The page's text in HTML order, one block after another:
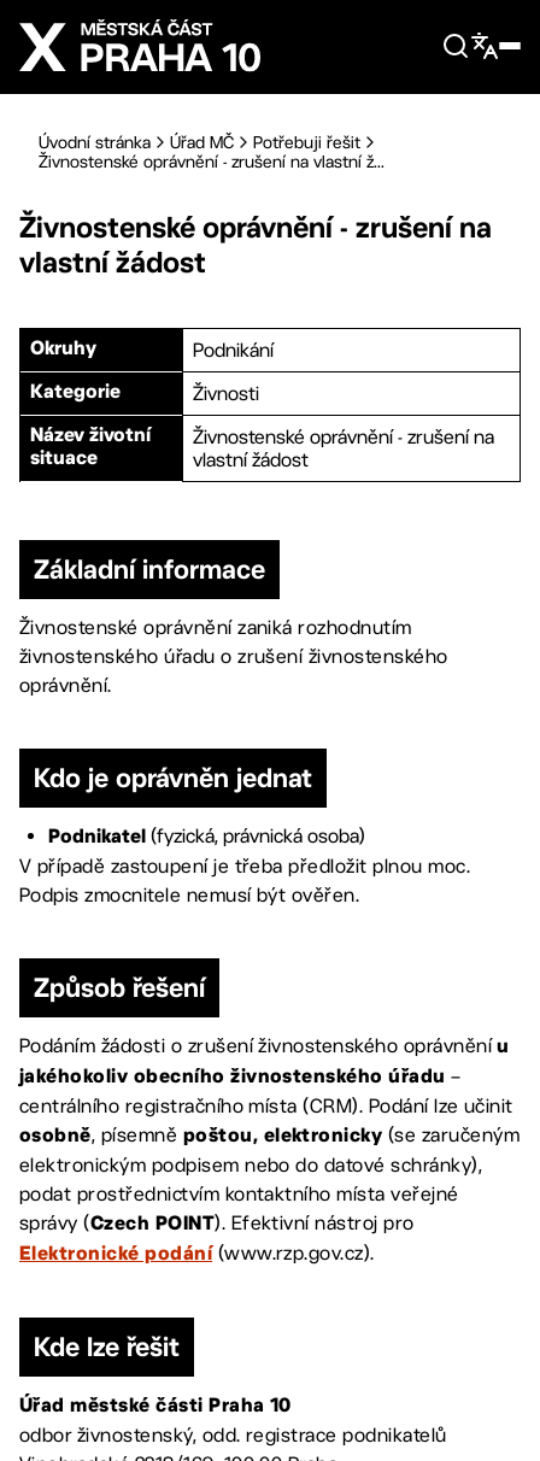
Přejít na hlavní obsah
Úvodní stránka Úřad MČ
Potřebuji řešit
Živnostenské oprávnění - zrušení na vlastní ž...
Živnostenské oprávnění - zrušení na
vlastní žádost
Okruhy Podnikání
Kategorie Živnosti
Název životní
situace
Živnostenské oprávnění - zrušení na
vlastní žádost
Základní informace
Živnostenské oprávnění zaniká rozhodnutím
živnostenského úřadu o zrušení živnostenského
oprávnění.
Kdo je oprávněn jednat
Podnikatel (fyzická, právnická osoba)
V případě zastoupení je třeba předložit plnou moc.
Podpis zmocnitele nemusí být ověřen.
Způsob řešení
Podáním žádosti o zrušení živnostenského oprávněníu
jakéhokoliv obecního živnostenského úřadu –
centrálního registračního místa (CRM). Podání lze učinit
osobně, písemně poštou, elektronicky (se zaručeným
elektronickým podpisem nebo do datové schránky),
podat prostřednictvím kontaktního místa veřejné
správy (Czech POINT). Efektivní nástroj pro
Elektronické podání(www.rzp.gov.cz).
Kde lze řešit
Úřad městské části Praha 10
odbor živnostenský, odd. registrace podnikatelů